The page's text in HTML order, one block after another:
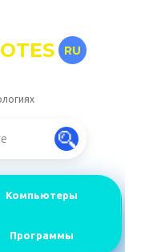
RU
Компьютеры
Программы